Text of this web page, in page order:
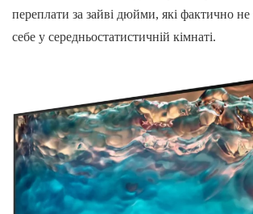
переплати за зайві дюйми, які фактично
себе у середньостатистичній кімнаті.